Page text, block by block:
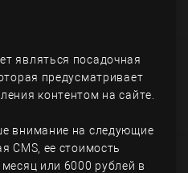
являться посадочная
предусматривает
контентом на сайте.
внимание на следующие
CMS, ее стоимость
или 6000 рублей в